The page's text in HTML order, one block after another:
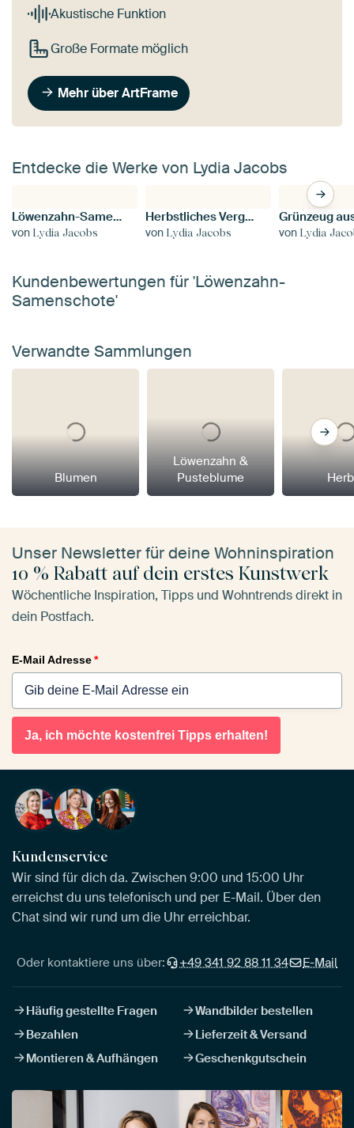
Akustische Funktion
Große Formate möglich
Mehr über ArtFrame
Entdecke die Werke von Lydia Jacobs
Löwenzahn-Samenschote
von Lydia Jacobs
Herbstliches Vergnügen
von Lydia Jacobs von Lydia
Kundenbewertungen für 'Löwenzahn-
Samenschote'
Verwandte Sammlungen
Blumen
Löwenzahn &
Pusteblume
Unser Newsletter für deine Wohninspiration
10 % Rabatt auf dein erstes Kunstwerk
Wöchentliche Inspiration, Tipps und Wohntrends direkt in
dein Postfach.
E-Mail Adresse*
Ja, ich möchte kostenfrei Tipps erhalten!
Kundenservice
Wir sind für dich da. Zwischen 9:00 und 15:00 Uhr
erreichst du uns telefonisch und per E-Mail. Über den
Chat sind wir rund um die Uhr erreichbar.
Oder kontaktiere uns über: +49 341 92 88 11 34 E-Mail
Häufig gestellte Fragen
Wandbilder bestellen
Bezahlen
Lieferzeit & Versand
Montieren & Aufhängen
Geschenkgutschein